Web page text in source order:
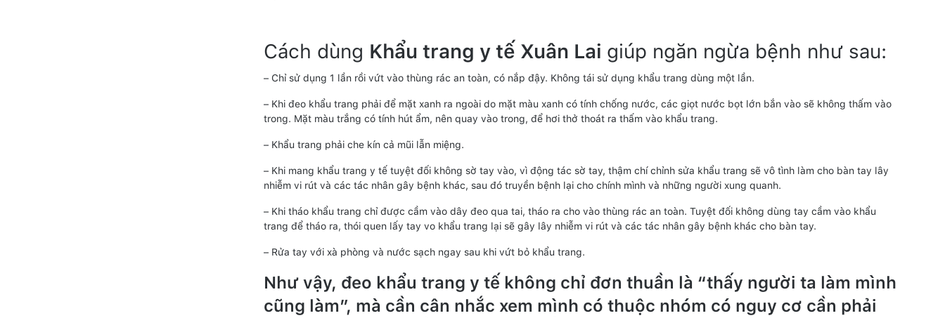
Cách dùng Khẩu trang y tế Xuân Lai giúp ngăn ngừa bệnh như sau:
– Chỉ sử dụng 1 lần rồi vứt vào thùng rác an toàn, có nắp đậy. Không tái sử dụng khẩu trang dùng một lần.
– Khi đeo khẩu trang phải để mặt xanh ra ngoài do mặt màu xanh có tính chống nước, các giọt nước bọt lớn bắn vào sẽ không thấm vào
trong. Mặt màu trắng có tính hút ẩm, nên quay vào trong, để hơi thở thoát ra thấm vào khẩu trang.
– Khẩu trang phải che kín cả mũi lẫn miệng.
– Khi mang khẩu trang y tế tuyệt đối không sờ tay vào, vì động tác sờ tay, thậm chí chỉnh sửa khẩu trang sẽ vô tình làm cho bàn tay lây
nhiễm vi rút và các tác nhân gây bệnh khác, sau đó truyền bệnh lại cho chính mình và những người xung quanh.
– Khi tháo khẩu trang chỉ được cầm vào dây đeo qua tai, tháo ra cho vào thùng rác an toàn. Tuyệt đối không dùng tay cầm vào khẩu
trang để tháo ra, thói quen lấy tay vo khẩu trang lại sẽ gây lây nhiễm vi rút và các tác nhân gây bệnh khác cho bàn tay.
– Rửa tay với xà phòng và nước sạch ngay sau khi vứt bỏ khẩu trang.
Như vậy, đeo khẩu trang y tế không chỉ đơn thuần là “thấy người ta làm mình
cũng làm”, mà cần cân nhắc xem mình có thuộc nhóm có nguy cơ cần phải